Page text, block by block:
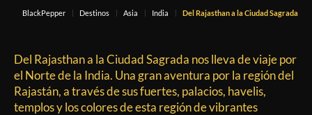
BlackPepper Destinos Asia India Del Rajasthan a la Ciudad Sagrada
Del Rajasthan a la Ciudad Sagrada nos lleva de viaje por
el Norte de la India. Una gran aventura por la región del
Rajastán, a través de sus fuertes, palacios, havelis,
templos y los colores de esta región de vibrantes